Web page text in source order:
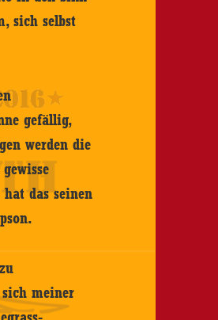
sich selbst
gefällig,
werden die
das seinen
meiner